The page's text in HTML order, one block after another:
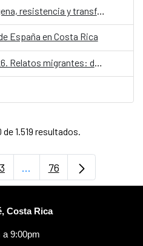
Warisata: Educación indígena, resistencia y transformación social
España en Costa Rica
ARMARIOS ABIERTOS 2026. Relatos migrantes: desplazamientos y futuros LGTBIQ+
1.519 resultados.
Página
3 ...Páginas intermedias
Página
76
Costa Rica
a 9:00pm